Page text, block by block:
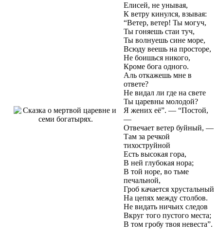
Елисей, не унывая,
К ветру кинулся, взывая:
“Ветер, ветер! Ты могуч,
Ты гоняешь стаи туч,
Ты волнуешь сине море,
Всюду веешь на просторе,
Не боишься никого,
Кроме бога одного.
Аль откажешь мне в
ответе?
Не видал ли где на свете
Ты царевны молодой?
Я жених её”. — “Постой,
—
Отвечает ветер буйный, —
Там за речкой
тихоструйной
Есть высокая гора,
В ней глубокая нора;
В той норе, во тьме
печальной,
Гроб качается хрустальный
На цепях между столбов.
Не видать ничьих следов
Вкруг того пустого места;
В том гробу твоя невеста”.